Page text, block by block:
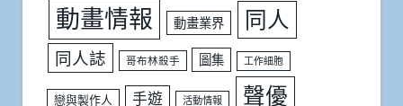
動畫情報 動畫業界 同人
同人誌 哥布林殺手 圖集 工作細胞
戀與製作人 手遊 活動情報 聲優